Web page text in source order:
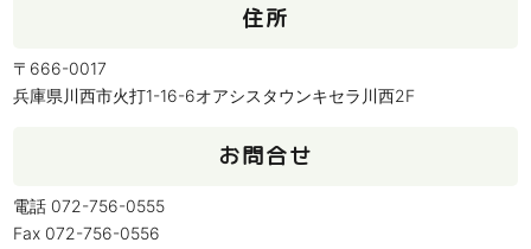
住所
〒666-0017
兵庫県川西市火打1-16-6オアシスタウンキセラ川西2F
お問合せ
電話 072-756-0555
Fax 072-756-0556